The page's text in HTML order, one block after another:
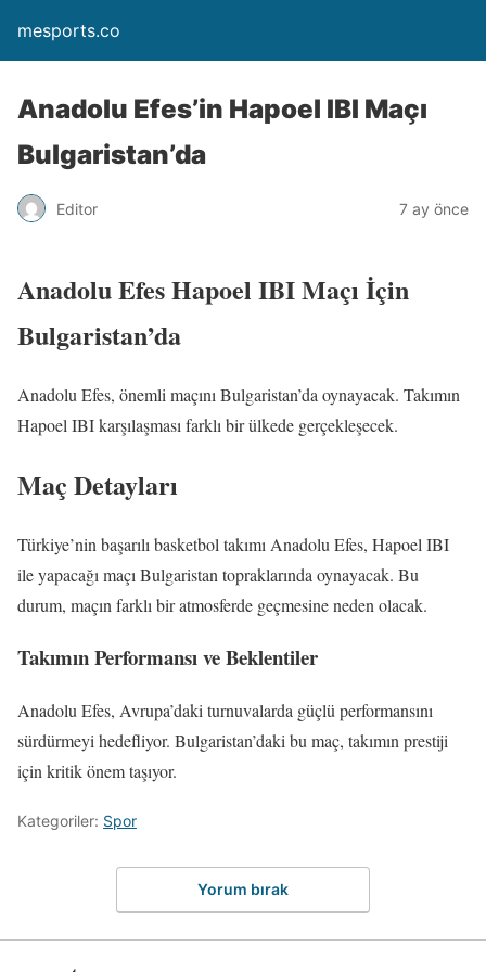
mesports.co
Anadolu Efes’in Hapoel IBI Maçı
Bulgaristan’da
Editor 7 ay önce
Anadolu Efes Hapoel IBI Maçı İçin
Bulgaristan’da
Anadolu Efes, önemli maçını Bulgaristan’da oynayacak. Takımın
Hapoel IBI karşılaşması farklı bir ülkede gerçekleşecek.
Maç Detayları
Türkiye’nin başarılı basketbol takımı Anadolu Efes, Hapoel IBI
ile yapacağı maçı Bulgaristan topraklarında oynayacak. Bu
durum, maçın farklı bir atmosferde geçmesine neden olacak.
Takımın Performansı ve Beklentiler
Anadolu Efes, Avrupa’daki turnuvalarda güçlü performansını
sürdürmeyi hedefliyor. Bulgaristan’daki bu maç, takımın prestiji
için kritik önem taşıyor.
Kategoriler: Spor
Yorum bırak